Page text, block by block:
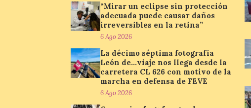
“Mirar un eclipse sin protección
adecuada puede causar daños
irreversibles en la retina”
6 Ago 2026
La décimo séptima fotografía
León de…viaje nos llega desde la
carretera CL 626 con motivo de la
marcha en defensa de FEVE
6 Ago 2026